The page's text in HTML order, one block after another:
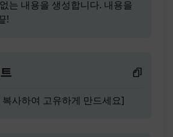
는 내용을 생성합니다. 내용을
!
사하여 고유하게 만드세요]